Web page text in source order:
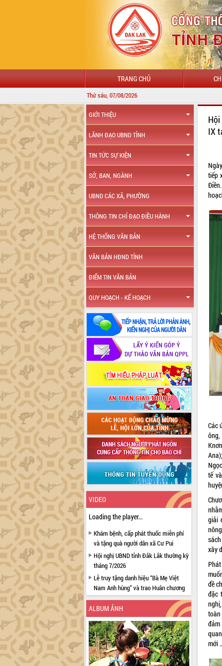
TRANG CHỦ
Thứ sáu, 07/08/2026
GIỚI THIỆU
LÃNH ĐẠO UBND TỈNH
TIN TỨC SỰ KIỆN
SỞ, BAN, NGÀNH
UBND CÁC XÃ, PHƯỜNG
THÔNG TIN CHỈ ĐẠO ĐIỀU HÀNH
HỆ THỐNG VĂN BẢN
VĂN BẢN HĐND TỈNH
ĐIỂM TIN VĂN BẢN
QUY HOẠCH - KẾ HOẠCH
VIDEO
Loading the player...
Khám bệnh, cấp phát thuốc miễn phí
và tặng quà người dân xã Cư Pui
Hội nghị UBND tỉnh Đắk Lắk thường kỳ
tháng 7/2026
Lễ truy tặng danh hiệu “Bà Mẹ Việt
Nam Anh hùng” và trao Huân chương
Lao động
UBND tỉnh Đắk Lắk triển khai nhiệm
vụ 6 tháng cuối năm 2026
Kỳ họp thứ Hai, Hội đồng nhân dân
tỉnh khóa XI quyết nghị nhiều nội dung
quan trọng
ALBUM ẢNH
IX
tiếp
Các
ông,
tế
giải
xây
đề
đặc
mới